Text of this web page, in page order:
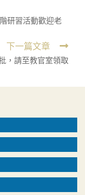
研習活動歡迎老
下一篇文章
，請至教官室領取